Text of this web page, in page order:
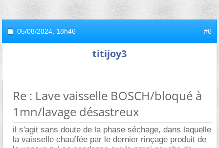
05/08/2024, 18h46 #6
titijoy3
Re : Lave vaisselle BOSCH/bloqué à
1mn/lavage désastreux
il s'agit sans doute de la phase séchage, dans laquelle
la vaisselle chauffée par le dernier rinçage produit de